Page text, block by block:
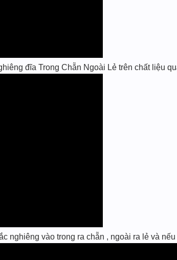
đĩa Trong Chẵn Ngoài Lẻ trên chất liệu
nghiêng vào trong ra chẵn , ngoài ra lẻ và